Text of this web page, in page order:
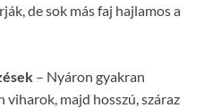
de sok más faj hajlamos a
– Nyáron gyakran
majd hosszú, száraz